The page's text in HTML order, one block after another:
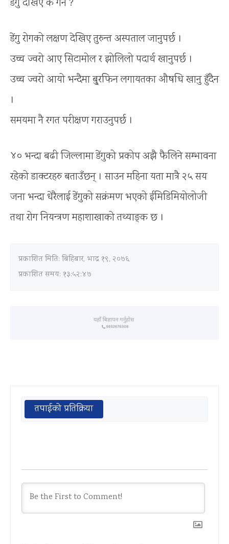
डेंगु देखिए के गर्ने ?
डेंगु रोगको लक्षण देखिए तुरुन्त अस्पताल जानुपर्छ ।
उच्च ज्वरो आए सिटामोल र झोलिलो पदार्थ खानुपर्छ ।
उच्च ज्वरो आयो भन्दैमा बु्रफिन लगायतका औषधि खानु हुँदैन
।
समयमा नै रगत परीक्षण गराउनुपर्छ ।
४० भन्दा बढी जिल्लामा डेंगुको प्रकोप अझै फैलिने सम्भावना
रहेको डाक्टरहरु बताउँछन् । साउन महिना यता मात्रै २५ सय
जना भन्दा धेरैलाई डेंगुको सक्रंमण भएको ईमिडिमियोलोजी
तथा रोग नियन्त्रण महाशाखाको तथ्याङ्क छ ।
प्रकाशित मिति: बिहिबार, भाद्र १९, २०७६
प्रकाशित समय: १३:५२:४७
तपाईको प्रतिक्रिया